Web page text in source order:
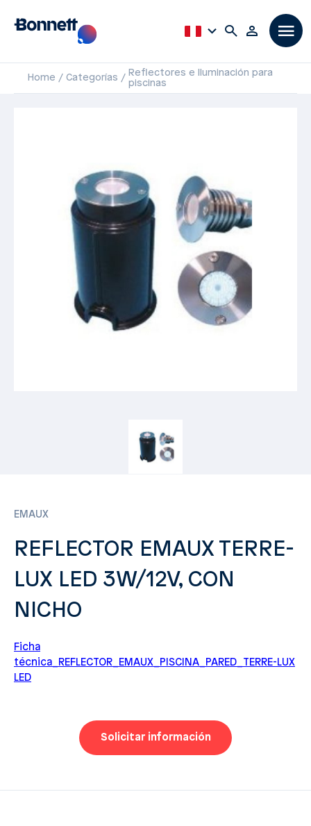
Home Categorías
Reflectores e Iluminación para
piscinas
EMAUX
REFLECTOR EMAUX TERRE-
LUX LED 3W/12V, CON
NICHO
Ficha
técnica_REFLECTOR_EMAUX_PISCINA_PARED_TERRE-LUX
LED
Solicitar información